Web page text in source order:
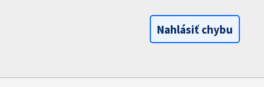
Nahlásiť chybu